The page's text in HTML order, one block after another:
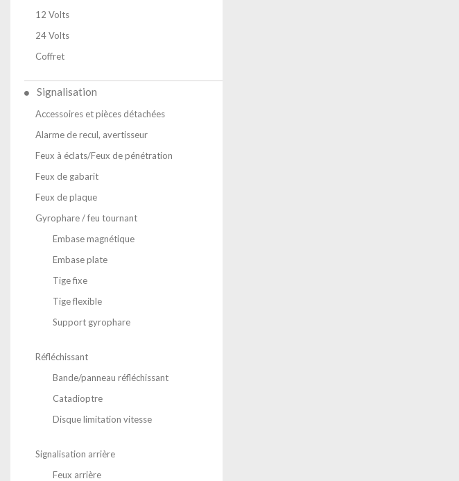
12 Volts
24 Volts
Coffret
Signalisation
Accessoires et pièces détachées
Alarme de recul, avertisseur
Feux à éclats/Feux de pénétration
Feux de gabarit
Feux de plaque
Gyrophare / feu tournant
Embase magnétique
Embase plate
Tige fixe
Tige flexible
Support gyrophare
Réfléchissant
Bande/panneau réfléchissant
Catadioptre
Disque limitation vitesse
Signalisation arrière
Feux arrière